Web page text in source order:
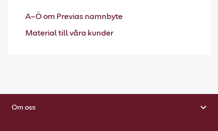
A–Ö om Previas namnbyte
Material till våra kunder
Om oss